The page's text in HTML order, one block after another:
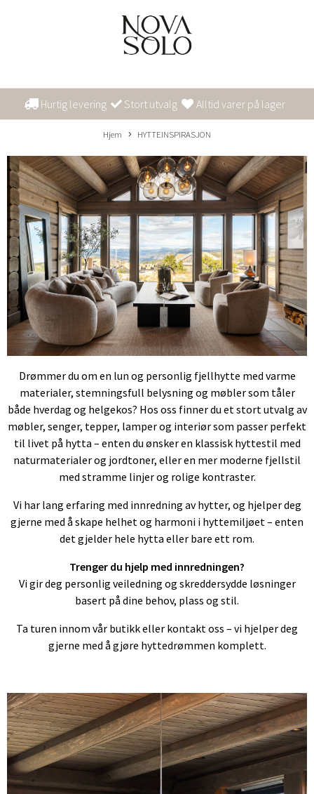
Hurtig levering Stort utvalg Alltid varer på lager
Hjem HYTTEINSPIRASJON
Drømmer du om en lun og personlig fjellhytte med varme
materialer, stemningsfull belysning og møbler som tåler
både hverdag og helgekos? Hos oss finner du et stort utvalg av
møbler, senger, tepper, lamper og interiør som passer perfekt
til livet på hytta – enten du ønsker en klassisk hyttestil med
naturmaterialer og jordtoner, eller en mer moderne fjellstil
med stramme linjer og rolige kontraster.
Vi har lang erfaring med innredning av hytter, og hjelper deg
gjerne med å skape helhet og harmoni i hyttemiljøet – enten
det gjelder hele hytta eller bare ett rom.
Trenger du hjelp med innredningen?
Vi gir deg personlig veiledning og skreddersydde løsninger
basert på dine behov, plass og stil.
Ta turen innom vår butikk eller kontakt oss – vi hjelper deg
gjerne med å gjøre hyttedrømmen komplett.